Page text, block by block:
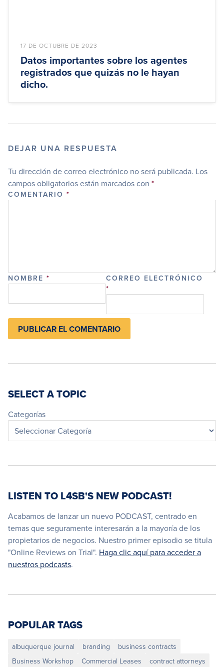
17 DE OCTUBRE DE 2023
Datos importantes sobre los agentes
registrados que quizás no le hayan
dicho.
DEJAR UNA RESPUESTA
Tu dirección de correo electrónico no será publicada. Los
campos obligatorios están marcados con *
COMENTARIO *
NOMBRE *
CORREO ELECTRÓNICO
*
SELECT A TOPIC
Categorías
LISTEN TO L4SB'S NEW PODCAST!
Acabamos de lanzar un nuevo PODCAST, centrado en
temas que seguramente interesarán a la mayoría de los
propietarios de negocios. Nuestro primer episodio se titula
"Online Reviews on Trial". Haga clic aquí para acceder a
nuestros podcasts.
POPULAR TAGS
albuquerque journal branding
business contracts
Business Workshop
Commercial Leases
contract attorneys